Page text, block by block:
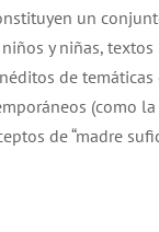
un
y niñas,
de
(como
de “madre